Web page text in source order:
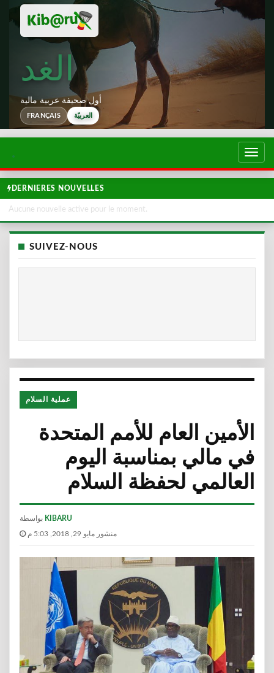
الغد
أول صحيفة عربية مالية
FRANÇAIS العربيّة
تبديل
DERNIERES NOUVELLES
Aucune nouvelle active pour le moment.
SUIVEZ-NOUS
عملية السلام
الأمين العام للأمم المتحدة
في مالي بمناسبة اليوم
العالمي لحفظة السلام
KIBARU
منشور مايو 29, 2018, 5:03 م